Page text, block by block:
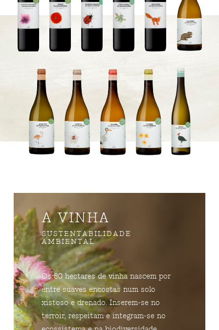
A VINHA
SUSTENTABILIDADE
AMBIENTAL
Os 80 hectares de vinha nascem por
entre suaves encostas num solo
xistoso e drenado. Inserem-se no
terroir, respeitam e integram-se no